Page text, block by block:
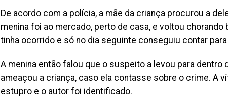
De acordo com a polícia, a mãe da criança procurou a
menina foi ao mercado, perto de casa, e voltou
tinha ocorrido e só no dia seguinte conseguiu contar para
A menina então falou que o suspeito a levou para dentro
ameaçou a criança, caso ela contasse sobre o crime. A
estupro e o autor foi identificado.